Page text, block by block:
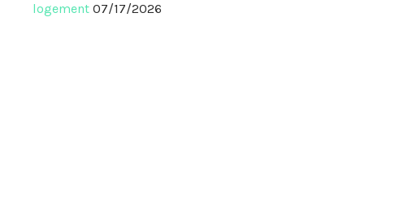
logement 07/17/2026